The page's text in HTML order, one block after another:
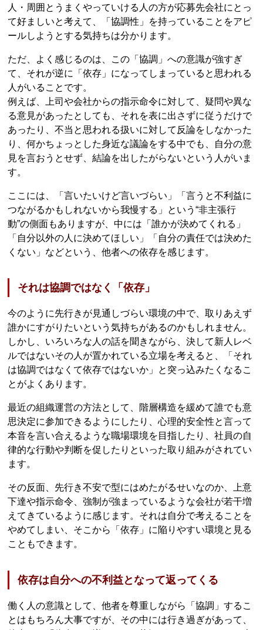
人・周囲とうまくやっていける人の方が応募先会社にとっ
て好ましいと考えて、「協調性」を持っていることをアピ
ールしようとする気持ちは分かります。
ただ、よく感じるのは、この「協調」への意識が強すぎ
て、それが逆に「依存」になってしまっていると思われる
人がいることです。
例えば、上司や会社からの指示命令に対して、疑問や異な
る意見があったとしても、それを表に出さずに従うだけで
あったり、不当と思われる扱いに対して反論をしなかった
り、何かちょっとした身近な議論をする中でも、自分の意
見を言おうとせず、結論を出したがらないという人がいま
す。
ここには、「言いたいけど言いづらい」「言うと不利益に
つながるかもしれないから我慢する」という“非主張行
動”の側面もありますが、中には「誰かが決めてくれる」
「自分以外の人に決めてほしい」「自分の責任では決めた
くない」などという、他者への依存を感じます。
それは協調ではなく「依存」
今のように先行きが見通しづらい環境の中で、取りあえず
誰かにすがりたいという気持ちがあるのかもしれません。
しかし、いろいろな人の話を聞きながら、決して新人レベ
ルではないその人が置かれている立場を考えると、「それ
は協調ではなくて依存ではないか」と突っ込みたくなるこ
とがよくあります。
最近の組織運営の方法として、階層構造を緩めて誰でも意
思決定に参加できるようにしたり、心理的安全性と言って
本音を言い合えるような職場環境を目指したり、社員の自
律的な行動や判断を促したりといった取り組みがされてい
ます。
その反面、先行き不安で型にはめたがるせいなのか、上意
下達や指示命令、強制が強まっているような会社が若干増
えてきているように感じます。それは自分で考えることを
やめてしまい、そこから「依存」に陥りやすい環境と見る
こともできます。
依存は自分への不利益となって返ってくる
働く人の意識として、他者を尊重しながら「協調」するこ
とはもちろん大事ですが、その中には行き過ぎがあって、